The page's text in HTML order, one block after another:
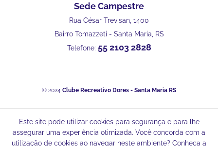
Sede Campestre
Rua César Trevisan, 1400
Bairro Tomazzeti - Santa Maria, RS
Telefone: 55 2103 2828
© 2024 Clube Recreativo Dores - Santa Maria RS
Este site pode utilizar cookies para segurança e para lhe
assegurar uma experiência otimizada. Você concorda com a
utilização de cookies ao navegar neste ambiente? Conheça a